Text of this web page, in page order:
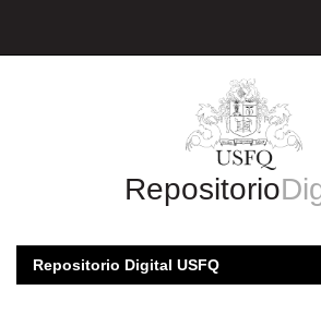
Repositorio
Repositorio Digital USFQ